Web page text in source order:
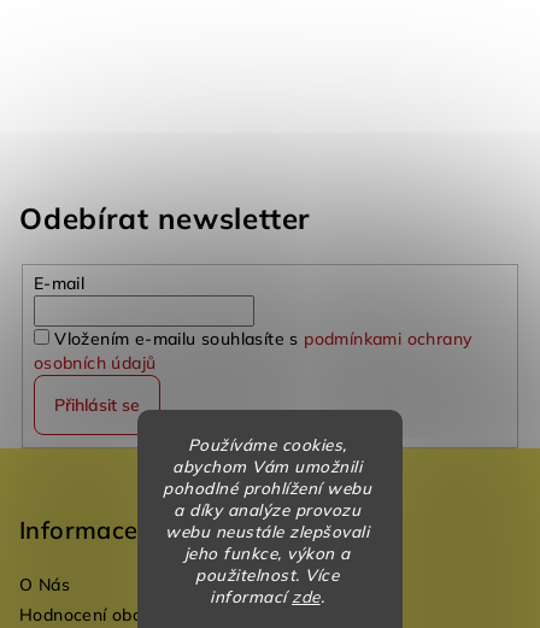
Používáme cookies,
abychom Vám umožnili
pohodlné prohlížení webu
a díky analýze provozu
webu neustále zlepšovali
jeho funkce, výkon a
použitelnost. Více
informacízde.
Odebírat newsletter
E-mail
Vložením e-mailu souhlasíte s podmínkami ochrany
osobních údajů
Přihlásit se
Informace
O Nás
Hodnocení obchodu